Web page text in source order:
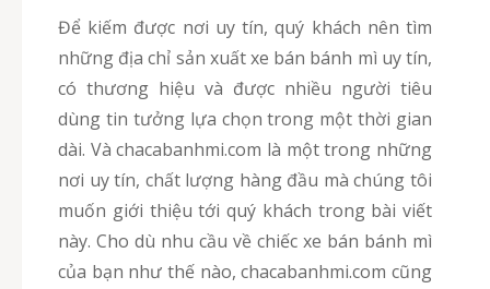
Để kiếm được nơi uy tín, quý khách nên tìm
những địa chỉ sản xuất xe bán bánh mì uy tín,
có thương hiệu và được nhiều người tiêu
dùng tin tưởng lựa chọn trong một thời gian
dài. Và chacabanhmi.com là một trong những
nơi uy tín, chất lượng hàng đầu mà chúng tôi
muốn giới thiệu tới quý khách trong bài viết
này. Cho dù nhu cầu về chiếc xe bán bánh mì
của bạn như thế nào, chacabanhmi.com cũng